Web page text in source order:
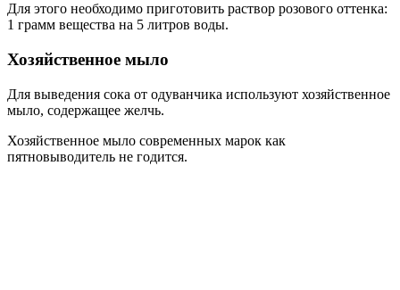
Для этого необходимо приготовить раствор розового оттенка:
1 грамм вещества на 5 литров воды.
Хозяйственное мыло
Для выведения сока от одуванчика используют хозяйственное
мыло, содержащее желчь.
Хозяйственное мыло современных марок как
пятновыводитель не годится.